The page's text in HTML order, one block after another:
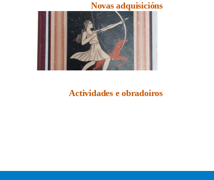
Novas adquisicións
Actividades e obradoiros